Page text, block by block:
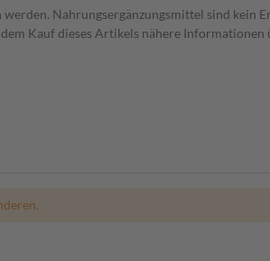
Nahrungsergänzungsmittel sind kein
Kauf dieses Artikels nähere Informationen